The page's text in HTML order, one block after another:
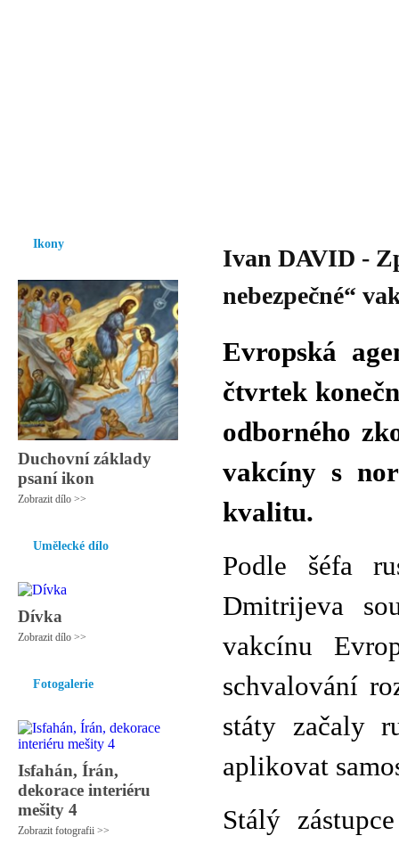
Ikony
Duchovní základy
psaní ikon
Zobrazit dílo >>
Umělecké dílo
Dívka
Zobrazit dílo >>
Fotogalerie
Isfahán, Írán,
dekorace interiéru
mešity 4
Zobrazit fotografii >>
Ivan DAVID -
nebezpečné“
Evropská
čtvrtek
odborného
vakcíny s
kvalitu.
Podle šéfa
Dmitrijeva
vakcínu
schvalování
státy začaly
aplikovat
Stálý